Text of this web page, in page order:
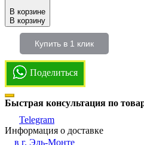
В корзине
В корзину
Купить в 1 клик
Поделиться
Быстрая консультация по
Telegram
Информация о доставке
в г. Эль-Монте